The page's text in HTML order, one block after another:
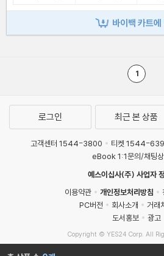
바이백 카트에
1
로그인 최근 본 상품
고객센터 1544-3800 티켓 1544-
eBook 1:1문의/채팅
예스이십사(주) 사업자
이용약관
개인정보처리방침
PC버전
회사소개
거래
도서홍보
광고
Copyright © YES24 Corp. All
MATOM2